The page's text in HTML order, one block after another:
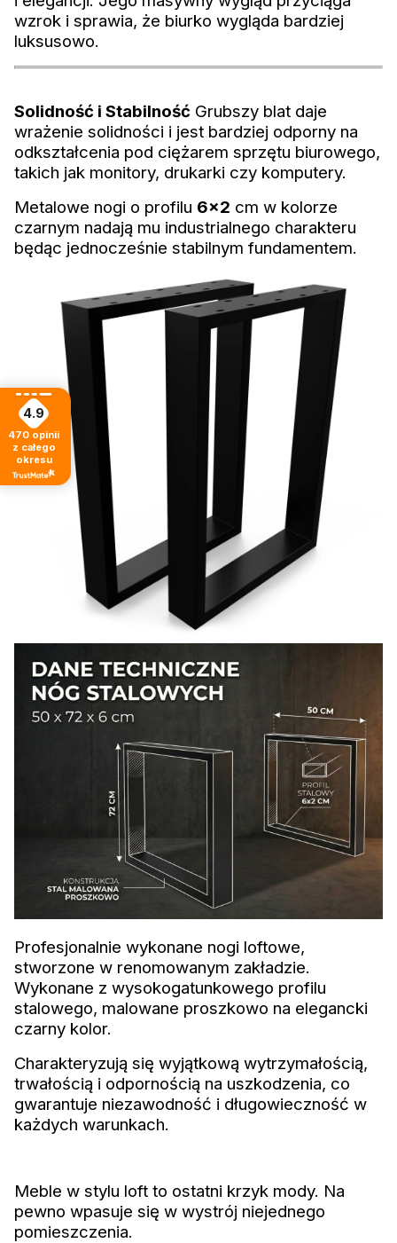
wzrok i sprawia, że biurko wygląda bardziej
luksusowo.
Solidność i Stabilność Grubszy blat daje
wrażenie solidności i jest bardziej odporny na
odkształcenia pod ciężarem sprzętu biurowego,
takich jak monitory, drukarki czy komputery.
Metalowe nogi o profilu 6x2 cm w kolorze
czarnym nadają mu industrialnego charakteru
będąc jednocześnie stabilnym fundamentem.
Profesjonalnie wykonane nogi loftowe,
stworzone w renomowanym zakładzie.
Wykonane z wysokogatunkowego profilu
stalowego, malowane proszkowo na elegancki
czarny kolor.
Charakteryzują się wyjątkową wytrzymałością,
trwałością i odpornością na uszkodzenia, co
gwarantuje niezawodność i długowieczność w
każdych warunkach.
Meble w stylu loft to ostatni krzyk mody. Na
pewno wpasuje się w wystrój niejednego
pomieszczenia.
4.9
470 opinii
z całego
okresu